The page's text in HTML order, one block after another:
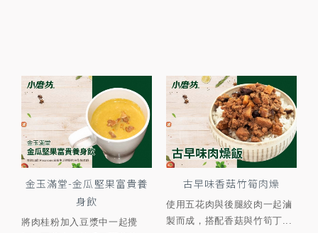
金玉滿堂-金瓜堅果富貴養
身飲
將肉桂粉加入豆漿中一起攪
古早味香菇竹筍肉燥
使用五花肉與後腿絞肉一起滷
製而成，搭配香菇與竹筍丁...